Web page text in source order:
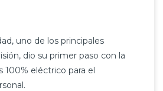
uno de los principales
dio su primer paso con la
100% eléctrico para el